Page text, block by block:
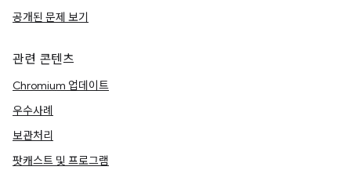
공개된 문제 보기
관련 콘텐츠
Chromium 업데이트
우수사례
보관처리
팟캐스트 및 프로그램